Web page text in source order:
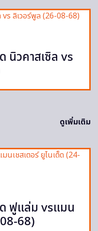
นิวคาสเซิล vs
ดูเพิ่มเติม
ฟูแล่ม vsแมน
68)